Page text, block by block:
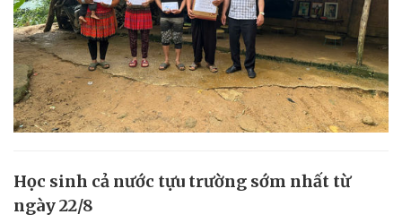
Học sinh cả nước tựu trường sớm nhất từ
ngày 22/8